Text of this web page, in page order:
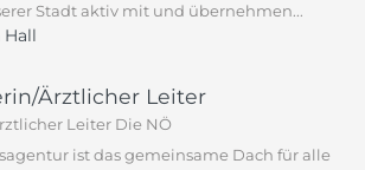
Stadt aktiv mit und übernehmen...
Ärztlicher Leiter
Leiter Die NÖ
ist das gemeinsame Dach für alle